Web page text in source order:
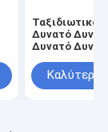
Ταξιδιωτικό
Δυνατό
Δυνατό
Δυνατό
Δυνατό
Καλύτερη